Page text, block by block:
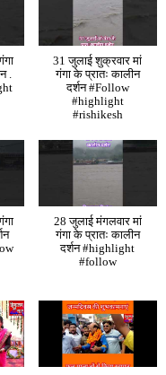
.
31 जुलाई शुक्रवार मां
गंगा के प्रातः कालीन
दर्शन #Follow
#highlight
#rishikesh
28 जुलाई मंगलवार मां
गंगा के प्रातः कालीन
दर्शन #highlight
#follow